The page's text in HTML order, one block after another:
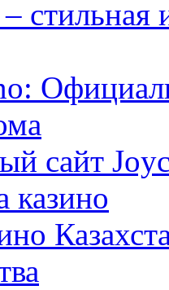
стильная
сайт
казино